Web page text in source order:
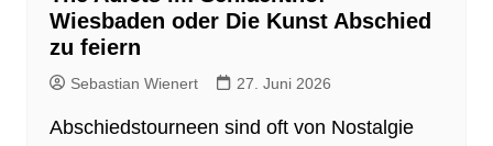
Wiesbaden oder Die Kunst Abschied
zu feiern
Sebastian Wienert 27. Juni 2026
Abschiedstourneen sind oft von Nostalgie